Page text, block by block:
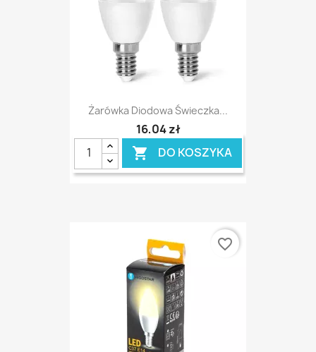
Żarówka Diodowa Świeczka...
16,04 zł
 DO KOSZYKA
favorite_border